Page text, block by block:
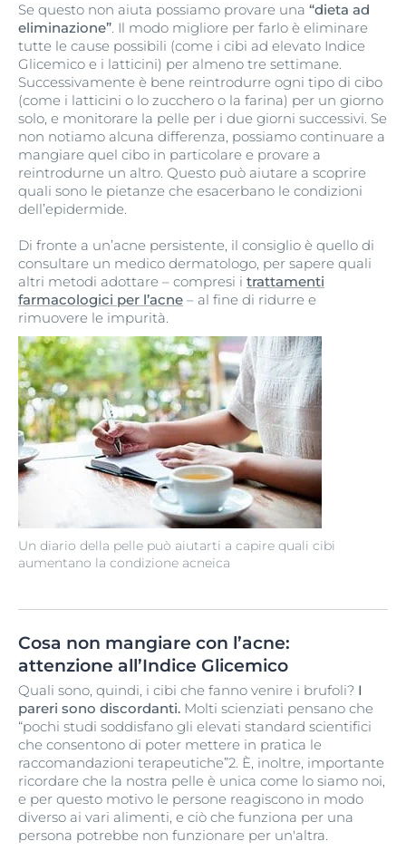
Un diario della pelle può aiutarti a capire quali cibi
aumentano la condizione acneica
Se questo non aiuta possiamo provare una “dieta ad
eliminazione”. Il modo migliore per farlo è eliminare
tutte le cause possibili (come i cibi ad elevato Indice
Glicemico e i latticini) per almeno tre settimane.
Successivamente è bene reintrodurre ogni tipo di cibo
(come i latticini o lo zucchero o la farina) per un giorno
solo, e monitorare la pelle per i due giorni successivi. Se
non notiamo alcuna differenza, possiamo continuare a
mangiare quel cibo in particolare e provare a
reintrodurne un altro. Questo può aiutare a scoprire
quali sono le pietanze che esacerbano le condizioni
dell’epidermide.
Di fronte a un’acne persistente, il consiglio è quello di
consultare un medico dermatologo, per sapere quali
altri metodi adottare – compresi i trattamenti
farmacologici per l’acne – al fine di ridurre e
rimuovere le impurità.
Cosa non mangiare con l’acne:
attenzione all’Indice Glicemico
Quali sono, quindi, i cibi che fanno venire i brufoli? I
pareri sono discordanti. Molti scienziati pensano che
“pochi studi soddisfano gli elevati standard scientifici
che consentono di poter mettere in pratica le
raccomandazioni terapeutiche”2. È, inoltre, importante
ricordare che la nostra pelle è unica come lo siamo noi,
e per questo motivo le persone reagiscono in modo
diverso ai vari alimenti, e ciò che funziona per una
persona potrebbe non funzionare per un'altra.